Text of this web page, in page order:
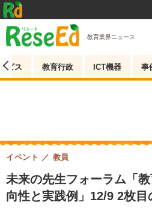
教育業界ニュース
ビス 教育行政 ICT機器 事
未来の先生フォーラム「
向性と実践例」12/9 2枚目
イベント 教員